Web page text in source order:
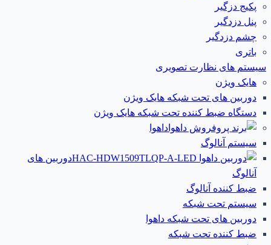
پکیج دزگیر
پنل دزدگیر
چشم دزدگیر
باتری
سیستم های نظارت تصویری
هایک ویژن
دوربین های تحت شبکه هایک ویژن
دستگاه ضبط کننده تحت شبکه هایک ویژن
داهوا
سیستم آنالوگ
دوربین های
آنالوگ
ضبط کننده آنالوگ
سیستم تحت شبکه
دوربین های تحت شبکه داهوا
ضبط کننده تحت شبکه